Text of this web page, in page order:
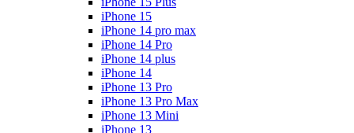
iPhone 15
iPhone 14 pro max
iPhone 14 Pro
iPhone 14 plus
iPhone 14
iPhone 13 Pro
iPhone 13 Pro Max
iPhone 13 Mini
iPhone 13